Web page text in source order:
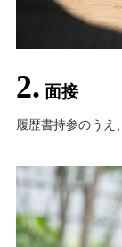
2. 面接
履歴書持参のうえ